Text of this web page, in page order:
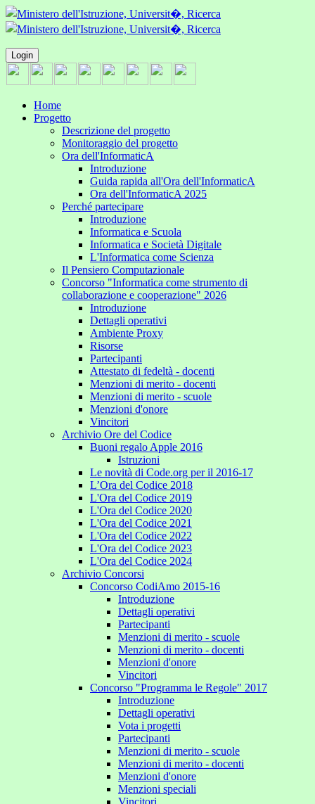
Login
Home
Progetto
Descrizione del progetto
Monitoraggio del progetto
Ora dell'InformaticA
Introduzione
Guida rapida all'Ora dell'InformaticA
Ora dell'InformaticA 2025
Perché partecipare
Introduzione
Informatica e Scuola
Informatica e Società Digitale
L'Informatica come Scienza
Il Pensiero Computazionale
Concorso "Informatica come strumento di
collaborazione e cooperazione" 2026
Introduzione
Dettagli operativi
Ambiente Proxy
Risorse
Partecipanti
Attestato di fedeltà - docenti
Menzioni di merito - docenti
Menzioni di merito - scuole
Menzioni d'onore
Vincitori
Archivio Ore del Codice
Buoni regalo Apple 2016
Istruzioni
Le novità di Code.org per il 2016-17
L’Ora del Codice 2018
L'Ora del Codice 2019
L'Ora del Codice 2020
L'Ora del Codice 2021
L'Ora del Codice 2022
L'Ora del Codice 2023
L'Ora del Codice 2024
Archivio Concorsi
Concorso CodiAmo 2015-16
Introduzione
Dettagli operativi
Partecipanti
Menzioni di merito - scuole
Menzioni di merito - docenti
Menzioni d'onore
Vincitori
Concorso "Programma le Regole" 2017
Introduzione
Dettagli operativi
Vota i progetti
Partecipanti
Menzioni di merito - scuole
Menzioni di merito - docenti
Menzioni d'onore
Menzioni speciali
Vincitori